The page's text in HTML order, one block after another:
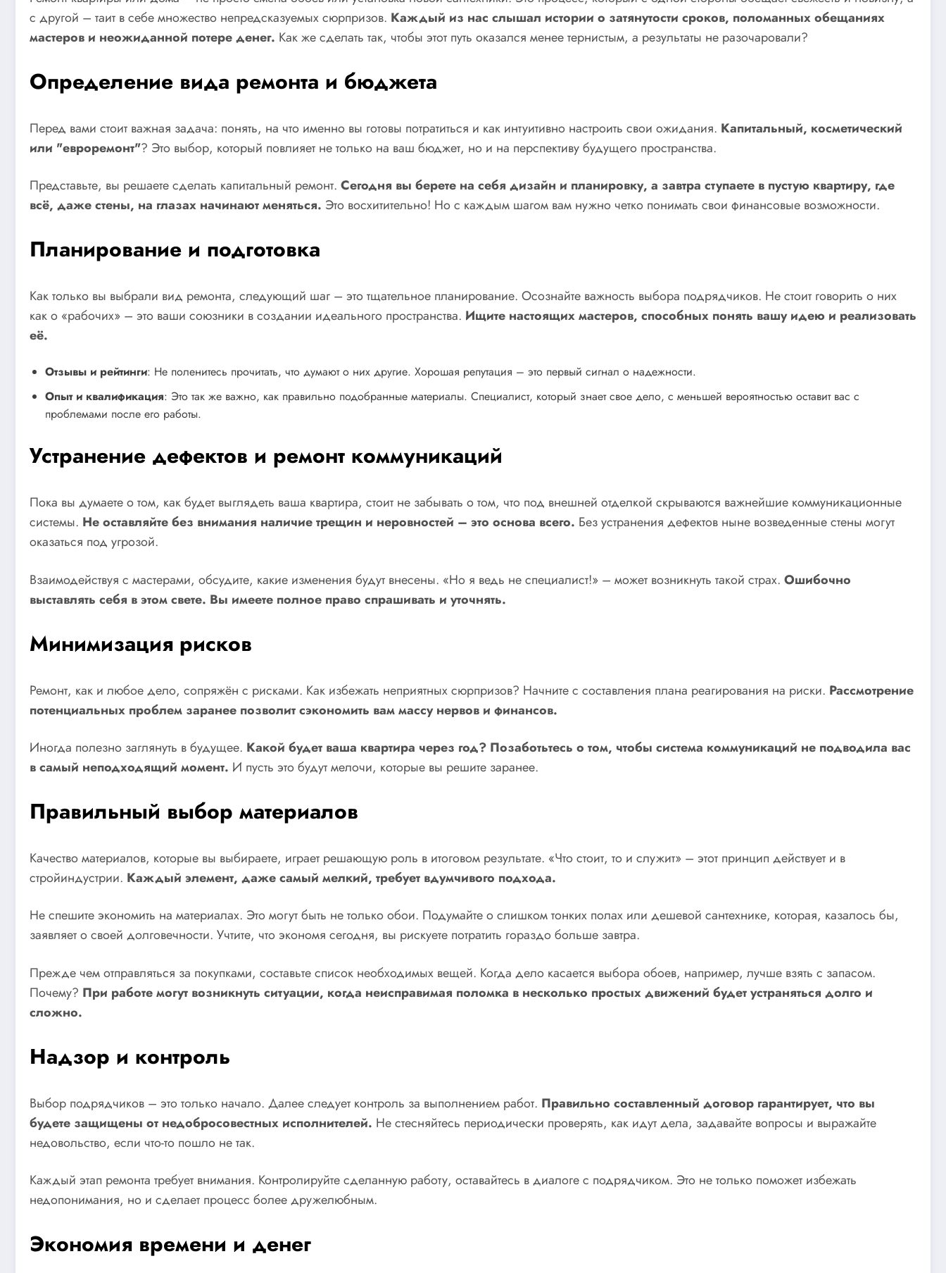
с другой – таит в себе множество непредсказуемых сюрпризов. Каждый из нас слышал истории о затянутости сроков, поломанных обещаниях
мастеров и неожиданной потере денег. Как же сделать так, чтобы этот путь оказался менее тернистым, а результаты не разочаровали?
Определение вида ремонта и бюджета
Перед вами стоит важная задача: понять, на что именно вы готовы потратиться и как интуитивно настроить свои ожидания. Капитальный, косметический
или "евроремонт"? Это выбор, который повлияет не только на ваш бюджет, но и на перспективу будущего пространства.
Представьте, вы решаете сделать капитальный ремонт. Сегодня вы берете на себя дизайн и планировку, а завтра ступаете в пустую квартиру, где
всё, даже стены, на глазах начинают меняться. Это восхитительно! Но с каждым шагом вам нужно четко понимать свои финансовые возможности.
Планирование и подготовка
Как только вы выбрали вид ремонта, следующий шаг – это тщательное планирование. Осознайте важность выбора подрядчиков. Не стоит говорить о них
как о «рабочих» – это ваши союзники в создании идеального пространства. Ищите настоящих мастеров, способных понять вашу идею и реализовать
её.
Отзывы и рейтинги: Не поленитесь прочитать, что думают о них другие. Хорошая репутация – это первый сигнал о надежности.
Опыт и квалификация: Это так же важно, как правильно подобранные материалы. Специалист, который знает свое дело, с меньшей вероятностью оставит вас с
проблемами после его работы.
Устранение дефектов и ремонт коммуникаций
Пока вы думаете о том, как будет выглядеть ваша квартира, стоит не забывать о том, что под внешней отделкой скрываются важнейшие коммуникационные
системы. Не оставляйте без внимания наличие трещин и неровностей – это основа всего. Без устранения дефектов ныне возведенные стены могут
оказаться под угрозой.
Взаимодействуя с мастерами, обсудите, какие изменения будут внесены. «Но я ведь не специалист!» – может возникнуть такой страх. Ошибочно
выставлять себя в этом свете. Вы имеете полное право спрашивать и уточнять.
Минимизация рисков
Ремонт, как и любое дело, сопряжён с рисками. Как избежать неприятных сюрпризов? Начните с составления плана реагирования на риски. Рассмотрение
потенциальных проблем заранее позволит сэкономить вам массу нервов и финансов.
Иногда полезно заглянуть в будущее. Какой будет ваша квартира через год? Позаботьтесь о том, чтобы система коммуникаций не подводила вас
в самый неподходящий момент. И пусть это будут мелочи, которые вы решите заранее.
Правильный выбор материалов
Качество материалов, которые вы выбираете, играет решающую роль в итоговом результате. «Что стоит, то и служит» – этот принцип действует и в
стройиндустрии. Каждый элемент, даже самый мелкий, требует вдумчивого подхода.
Не спешите экономить на материалах. Это могут быть не только обои. Подумайте о слишком тонких полах или дешевой сантехнике, которая, казалось бы,
заявляет о своей долговечности. Учтите, что экономя сегодня, вы рискуете потратить гораздо больше завтра.
Прежде чем отправляться за покупками, составьте список необходимых вещей. Когда дело касается выбора обоев, например, лучше взять с запасом.
Почему? При работе могут возникнуть ситуации, когда неисправимая поломка в несколько простых движений будет устраняться долго и
сложно.
Надзор и контроль
Выбор подрядчиков – это только начало. Далее следует контроль за выполнением работ. Правильно составленный договор гарантирует, что вы
будете защищены от недобросовестных исполнителей. Не стесняйтесь периодически проверять, как идут дела, задавайте вопросы и выражайте
недовольство, если что-то пошло не так.
Каждый этап ремонта требует внимания. Контролируйте сделанную работу, оставайтесь в диалоге с подрядчиком. Это не только поможет избежать
недопонимания, но и сделает процесс более дружелюбным.
Экономия времени и денег